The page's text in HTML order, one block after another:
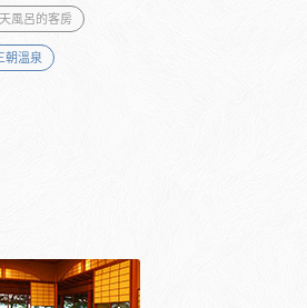
風呂的客房
朝溫泉